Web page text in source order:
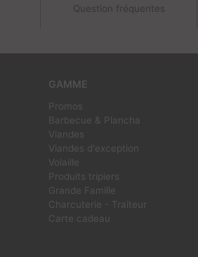
Question fréquentes
GAMME
Promos
Barbecue & Plancha
Viandes
Viandes d'exception
Volaille
Produits tripiers
Grande Famille
Charcuterie - Traiteur
Carte cadeau